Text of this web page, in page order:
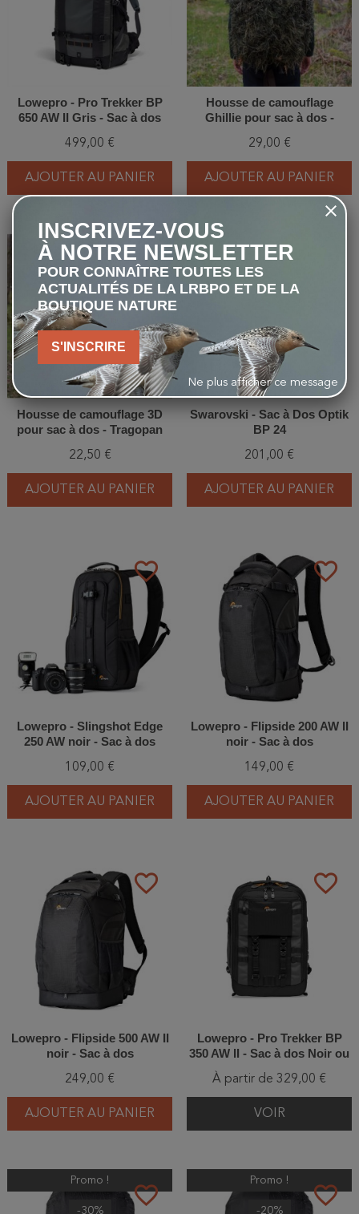
Lowepro - Pro Trekker BP
650 AW II Gris - Sac à dos
499,00 €
AJOUTER AU PANIER
Housse de camouflage
Ghillie pour sac à dos -
29,00 €
AJOUTER AU PANIER
favorite_border
Housse de camouflage 3D
pour sac à dos - Tragopan
22,50 €
AJOUTER AU PANIER
Swarovski - Sac à Dos Optik
BP 24
201,00 €
AJOUTER AU PANIER
favorite_border
Lowepro - Slingshot Edge
250 AW noir - Sac à dos
109,00 €
AJOUTER AU PANIER
favorite_border
Lowepro - Flipside 200 AW II
noir - Sac à dos
149,00 €
AJOUTER AU PANIER
favorite_border
Lowepro - Flipside 500 AW II
noir - Sac à dos
249,00 €
AJOUTER AU PANIER
favorite_border
Lowepro - Pro Trekker BP
350 AW II - Sac à dos Noir ou
À partir de 329,00 €
VOIR
favorite_border
Promo !
-30%
favorite_border
Promo !
-20%
INSCRIVEZ-VOUS
À NOTRE NEWSLETTER
POUR CONNAÎTRE TOUTES LES
ACTUALITÉS DE LA LRBPO ET DE LA
BOUTIQUE NATURE
S'INSCRIRE
Ne plus afficher ce message